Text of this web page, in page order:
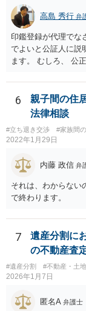
高島 秀行 弁
印鑑登録が代理でな
でよいと公証人に説
ます。 むしろ、 公
月に携帯が新しくな
「面会に来てくれ
話の使い方を教え
電話が切れました
にチップが埋められ
録、介護認定の資料
方がよいと思います。
6
親子間の住
法律相談
#立ち退き交渉 #家族間
2022年1月29日
内藤 政信 弁
それは、わからない
で終わります。
7
遺産分割に
の不動産査
#遺産分割 #不動産・土
2026年1月7日
匿名A 弁護士